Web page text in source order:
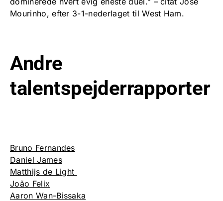
Mourinho, efter 3-1-nederlaget til West Ham.
Andre
talentspejderrapporter
Bruno Fernandes
Daniel James
Matthijs de Light
João Felix
Aaron Wan-Bissaka